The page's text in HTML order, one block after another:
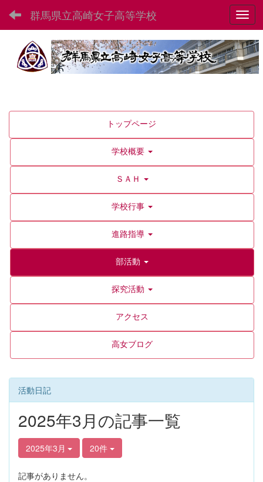
群馬県立高崎女子高等学校
トップページ
学校概要
ＳＡＨ
学校行事
進路指導
部活動
探究活動
アクセス
高女ブログ
活動日記
2025年3月の記事一覧
2025年3月 20件
記事がありません。